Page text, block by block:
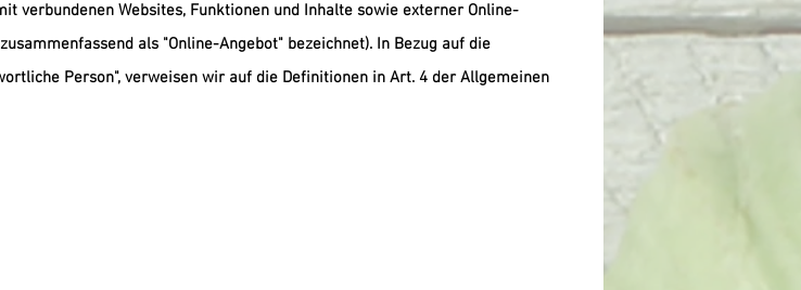
verbundenen Websites, Funktionen und Inhalte sowie externer Online-
als "Online-Angebot" bezeichnet). In Bezug auf die
Person", verweisen wir auf die Definitionen in Art. 4 der Allgemeinen